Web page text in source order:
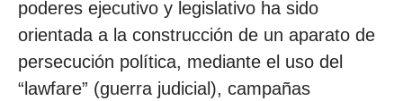
poderes ejecutivo y legislativo ha sido
orientada a la construcción de un aparato de
persecución política, mediante el uso del
“lawfare” (guerra judicial), campañas